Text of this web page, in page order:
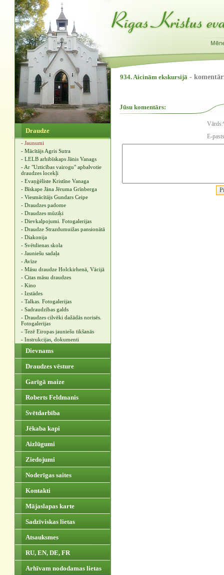
Draudze
- Jaunumi
- Mācītājs Agris Sutra
- LELB arhibīskaps Jānis Vanags
- Ar "Uzticības vairogu" apbalvotie
draudzes locekļi
- Evaņģēliste Kristīne Vanaga
- Bīskape Jāna Jēruma Grīnberga
- Viesmācītājs Gundars Ceipe
- Draudzes padome
- Draudzes mūziķi
- Dievkalpojumi. Fotogalerijas
- Draudze Strazdumuižas pansionātā
- Diakonija
- Svētdienas skola
- Jauniešu sadaļa
- Avīze
- Māsu draudze Holckirhenā, Vācijā
- Citas māsu draudzes
- Kino
- Izstādes
- Talkas. Fotogalerijas
- Sadraudzības galds
- Draudzes cilvēki dažādās norisēs.
Fotogalerijas
- Tezē Eiropas jauniešu tikšanās
- Instrukcijas, dokumenti
Dievnams
Draudzes vēsture
Garīgā maize
Roberts Feldmanis
Svētdarbība
Jēkaba kapi
Aizlūgumi
Ziedojumi
Noderīgas saites
Kontakti
Mājaslapas karte
Sadzīviskas lietas
Atsauksmes
RU, EN, DE, FR
Arhīvam nododamas lietas
934. Aicinām ekskursijā -
Jūsu komentārs:
Vārds:
E-